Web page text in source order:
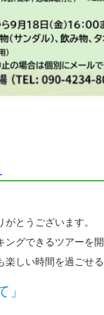
とうございます。
ングできるツアーを
しい時間を過ごせ
」